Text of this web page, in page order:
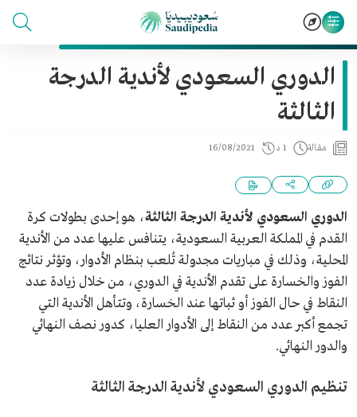
الدوري السعودي لأندية الدرجة
الثالثة
مقالة 1 د 16/08/2021
الدوري السعودي لأندية الدرجة الثالثة، هو إحدى بطولات كرة
القدم في المملكة العربية السعودية، يتنافس عليها عدد من الأندية
المحلية، وذلك في مباريات مجدولة تُلعب بنظام الأدوار، وتؤثر نتائج
الفوز والخسارة على تقدم الأندية في الدوري، من خلال زيادة عدد
النقاط في حال الفوز أو ثباتها عند الخسارة، وتتأهل الأندية التي
تجمع أكبر عدد من النقاط إلى الأدوار العليا، كدور نصف النهائي
والدور النهائي.
تنظيم الدوري السعودي لأندية الدرجة الثالثة